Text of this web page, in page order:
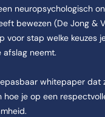
neuropsychologisch
bewezen (De Jong &
stap welke keuzes
afslag neemt.
whitepaper dat
hoe je op een